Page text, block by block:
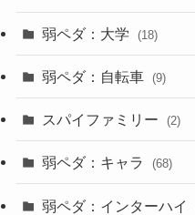
弱ペダ：大学 (18)
弱ペダ：自転車 (9)
スパイファミリー (2)
弱ペダ：キャラ (68)
弱ペダ：インターハイ